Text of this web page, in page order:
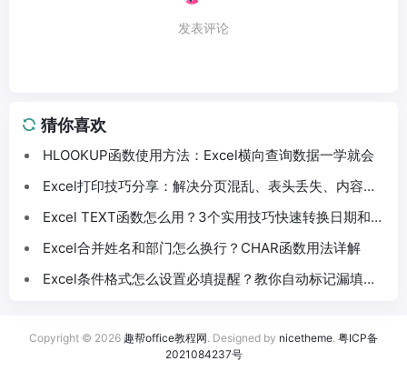
发表评论
猜你喜欢
HLOOKUP函数使用方法：Excel横向查询数据一学就会
Excel打印技巧分享：解决分页混乱、表头丢失、内容截
Excel TEXT函数怎么用？3个实用技巧快速转换日期和数
Excel合并姓名和部门怎么换行？CHAR函数用法详解
Excel条件格式怎么设置必填提醒？教你自动标记漏填数
Copyright © 2026 趣帮office教程网. Designed by nicetheme. 粤ICP备
2021084237号